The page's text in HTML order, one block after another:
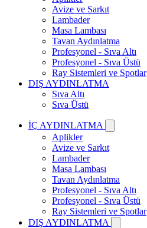
Avize ve Sarkıt
Lambader
Masa Lambası
Tavan Aydınlatma
Profesyonel - Sıva Altı
Profesyonel - Sıva Üstü
Ray Sistemleri ve Spotlar
DIŞ AYDINLATMA
Sıva Altı
Sıva Üstü
İÇ AYDINLATMA
Aplikler
Avize ve Sarkıt
Lambader
Masa Lambası
Tavan Aydınlatma
Profesyonel - Sıva Altı
Profesyonel - Sıva Üstü
Ray Sistemleri ve Spotlar
DIŞ AYDINLATMA